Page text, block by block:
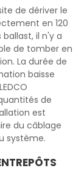
de dériver le
en 120
il n'y a
de tomber en
La durée de
baisse
de
est
du câblage
système.